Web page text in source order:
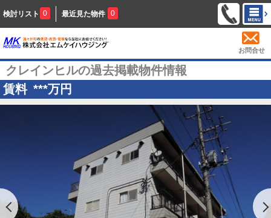
検討リスト 0 最近見た物件 0
お問合せ
クレインヒルの過去掲載物件情報
賃料 ***万円